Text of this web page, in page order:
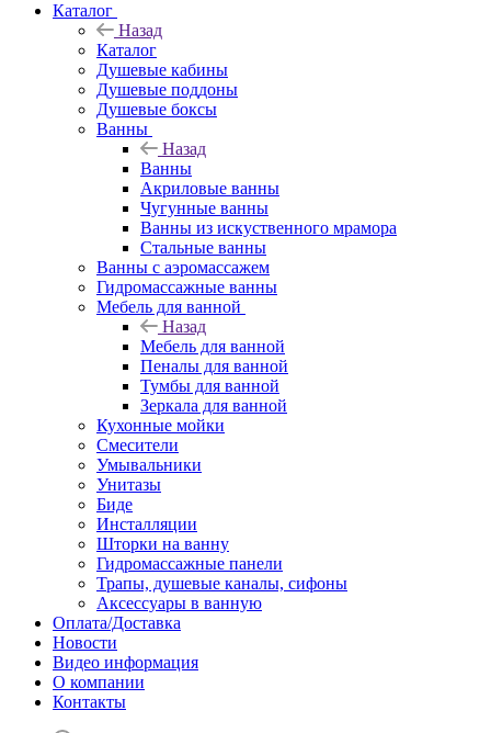
Каталог
Назад
Каталог
Душевые кабины
Душевые поддоны
Душевые боксы
Ванны
Назад
Ванны
Акриловые ванны
Чугунные ванны
Ванны из искуственного мрамора
Стальные ванны
Ванны с аэромассажем
Гидромассажные ванны
Мебель для ванной
Назад
Мебель для ванной
Пеналы для ванной
Тумбы для ванной
Зеркала для ванной
Кухонные мойки
Смесители
Умывальники
Унитазы
Биде
Инсталляции
Шторки на ванну
Гидромассажные панели
Трапы, душевые каналы, сифоны
Аксессуары в ванную
Оплата/Доставка
Новости
Видео информация
О компании
Контакты